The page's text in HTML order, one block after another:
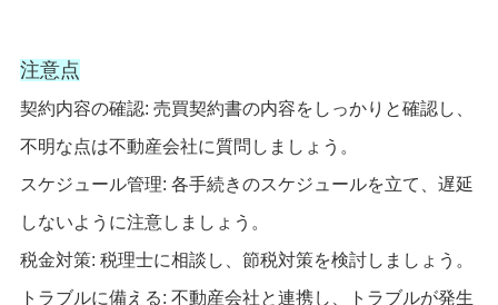
注意点
契約内容の確認: 売買契約書の内容をしっかりと確認し、
不明な点は不動産会社に質問しましょう。
スケジュール管理: 各手続きのスケジュールを立て、遅延
しないように注意しましょう。
税金対策: 税理士に相談し、節税対策を検討しましょう。
トラブルに備える: 不動産会社と連携し、トラブルが発生